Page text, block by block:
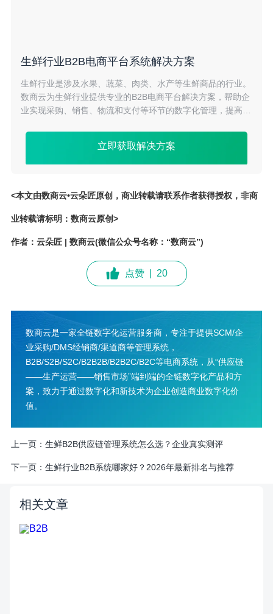
生鲜行业B2B电商平台系统解决方案
生鲜行业是涉及水果、蔬菜、肉类、水产等生鲜商品的行业。
数商云为生鲜行业提供专业的B2B电商平台解决方案，帮助企
业实现采购、销售、物流和支付等环节的数字化管理，提高业
渠道，提高品牌影响力，实现业务持续增长。
立即获取解决方案
<本文由数商云•云朵匠原创，商业转载请联系作者获得授权，非商
业转载请标明：数商云原创>
作者：云朵匠 | 数商云(微信公众号名称：“数商云”)
点赞 20
数商云是一家全链数字化运营服务商，专注于提供SCM/企
业采购/DMS经销商/渠道商等管理系统，
B2B/S2B/S2C/B2B2B/B2B2C/B2C等电商系统，从“供应链
——生产运营——销售市场”端到端的全链数字化产品和方
案，致力于通过数字化和新技术为企业创造商业数字化价
值。
上一页： 生鲜B2B供应链管理系统怎么选？企业真实测评
下一页： 生鲜行业B2B系统哪家好？2026年最新排名与推荐
相关文章